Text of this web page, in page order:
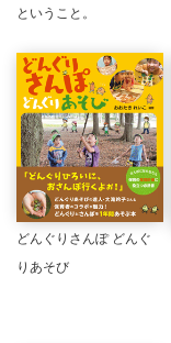
ということ。
どんぐりさんぽ どんぐ
りあそび